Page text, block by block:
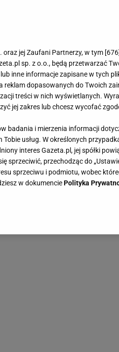
oraz jej Zaufani Partnerzy, w tym [676
sp. z o.o., będą przetwarzać
inne informacje zapisane w tych
dopasowanych do Twoich
treści w nich wyświetlanych.
jej zakres lub chcesz wycofać
badania i mierzenia informacji
usług. W określonych
interes Gazeta.pl, jej spółki
sprzeciwić, przechodząc do
sprzeciwu i podmiotu, wobec
w dokumenciePolityka
przechowywanie plików cookie
Możesz w każdej chwili